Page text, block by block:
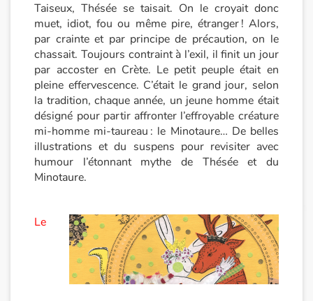
Aide
Accueil
Famille
Écoles
Médiathèques
Taiseux, Thésée se taisait. On le croyait donc
muet, idiot, fou ou même pire, étranger ! Alors,
par crainte et par principe de précaution, on le
chassait. Toujours contraint à l’exil, il finit un jour
par accoster en Crète. Le petit peuple était en
pleine effervescence. C’était le grand jour, selon
la tradition, chaque année, un jeune homme était
désigné pour partir affronter l’effroyable créature
mi-homme mi-taureau : le Minotaure… De belles
illustrations et du suspens pour revisiter avec
humour l’étonnant mythe de Thésée et du
Minotaure.
Le